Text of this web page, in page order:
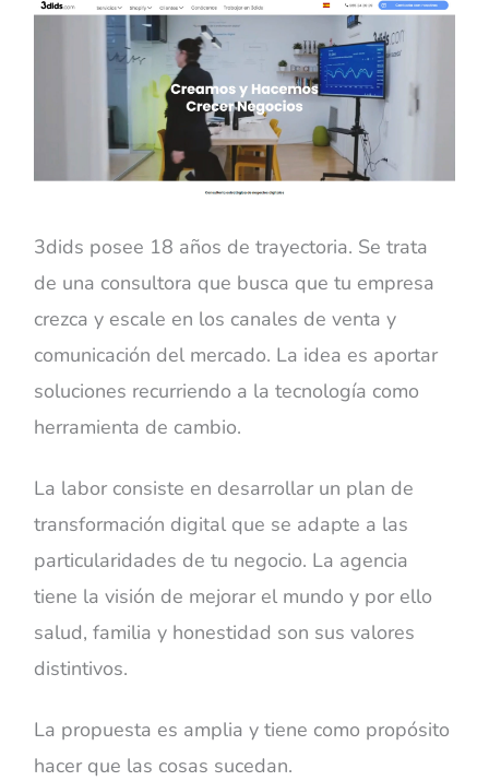
3dids posee 18 años de trayectoria. Se trata
de una consultora que busca que tu empresa
crezca y escale en los canales de venta y
comunicación del mercado. La idea es aportar
soluciones recurriendo a la tecnología como
herramienta de cambio.
La labor consiste en desarrollar un plan de
transformación digital que se adapte a las
particularidades de tu negocio. La agencia
tiene la visión de mejorar el mundo y por ello
salud, familia y honestidad son sus valores
distintivos.
La propuesta es amplia y tiene como propósito
hacer que las cosas sucedan.